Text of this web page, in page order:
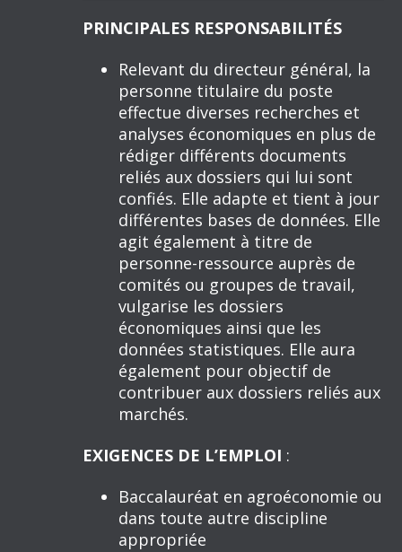
PRINCIPALES RESPONSABILITÉS
Relevant du directeur général, la
personne titulaire du poste
effectue diverses recherches et
analyses économiques en plus de
rédiger différents documents
reliés aux dossiers qui lui sont
confiés. Elle adapte et tient à jour
différentes bases de données. Elle
agit également à titre de
personne-ressource auprès de
comités ou groupes de travail,
vulgarise les dossiers
économiques ainsi que les
données statistiques. Elle aura
également pour objectif de
contribuer aux dossiers reliés aux
marchés.
EXIGENCES DE L’EMPLOI :
Baccalauréat en agroéconomie ou
dans toute autre discipline
appropriée